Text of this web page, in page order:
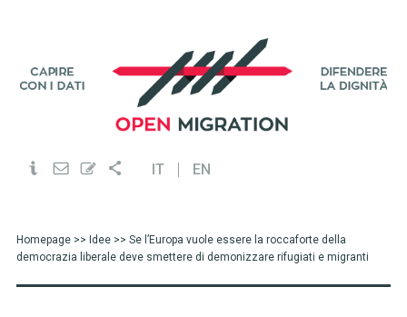
IT EN
Homepage>> Idee>> Se l’Europa vuole essere la roccaforte della
democrazia liberale deve smettere di demonizzare rifugiati e migranti